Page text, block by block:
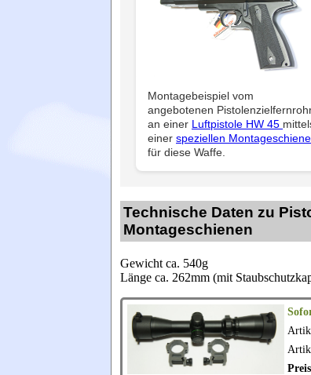
Montagebeispiel vom
angebotenen
an einer Luftpistole HW 45
einer speziellen Montageschiene.
für diese Waffe.
Technische Daten zu
Montageschienen
Gewicht ca. 540g
Länge ca. 262mm (mit